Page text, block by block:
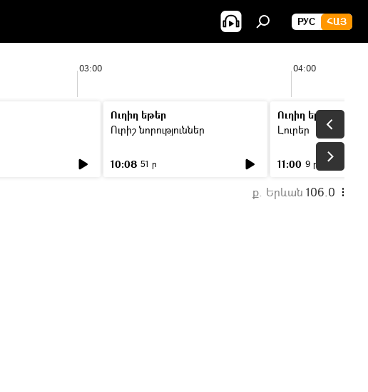
РУС ՀԱՅ
03:00 04:00
Ուղիղ եթեր
Ուրիշ նորություններ
10:08 51 ր
Ուղիղ եթեր
Լուրեր
11:00 9 ր
ք. Երևան 106.0